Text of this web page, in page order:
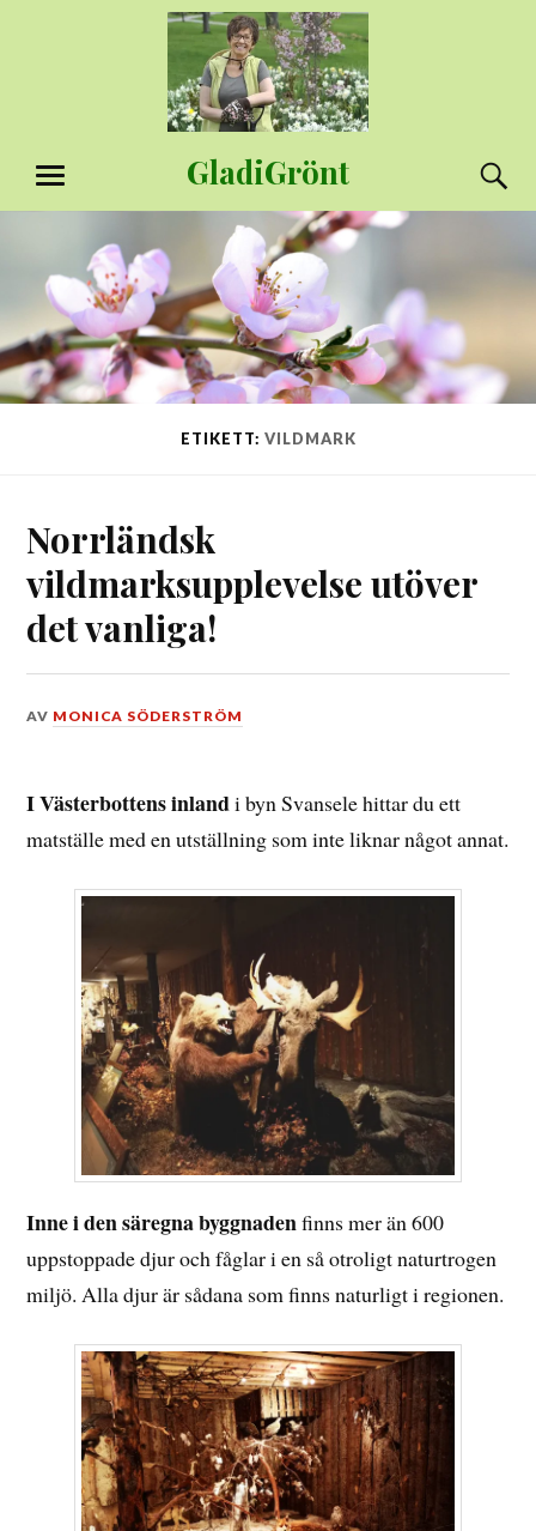
GladiGrönt
MENY
ETIKETT: VILDMARK
Norrländsk
vildmarksupplevelse utöver
det vanliga!
DEN
2019
AV MONICA SÖDERSTRÖM
I Västerbottens inlandi byn Svansele hittar du ett
matställe med en utställning som inte liknar något annat.
Inne i den säregna byggnadenfinns mer än 600
uppstoppade djur och fåglar i en så otroligt naturtrogen
miljö. Alla djur är sådana som finns naturligt i regionen.